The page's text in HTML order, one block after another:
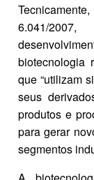
6.041/
biotecnologia
que “utilizam
seus
produtos e
para gerar
segmentos